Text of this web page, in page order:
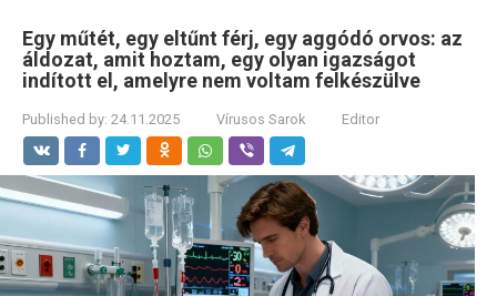
Egy műtét, egy eltűnt férj, egy aggódó orvos: az
áldozat, amit hoztam, egy olyan igazságot
indított el, amelyre nem voltam felkészülve
Published by: 24.11.2025 Vírusos Sarok Editor